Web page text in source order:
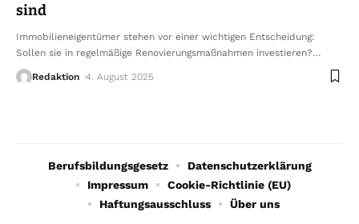
sind
Immobilieneigentümer stehen vor einer wichtigen Entscheidung:
Sollen sie in regelmäßige Renovierungsmaßnahmen investieren?…
Redaktion 4. August 2025
Berufsbildungsgesetz
Datenschutzerklärung
Impressum
Cookie-Richtlinie (EU)
Haftungsausschluss
Über uns